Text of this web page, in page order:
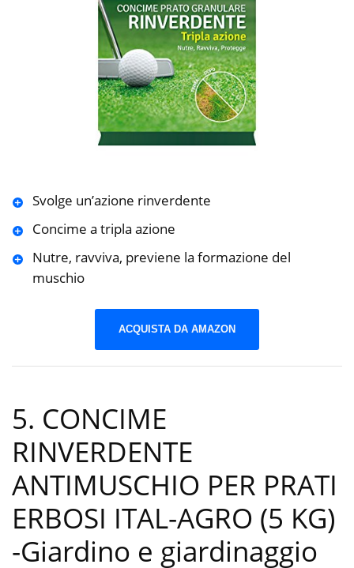
Svolge un’azione rinverdente
Concime a tripla azione
Nutre, ravviva, previene la formazione del
muschio
ACQUISTA DA AMAZON
5. CONCIME
RINVERDENTE
ANTIMUSCHIO PER PRATI
ERBOSI ITAL-AGRO (5 KG)
-Giardino e giardinaggio